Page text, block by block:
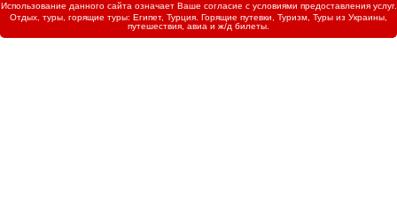
Использование данного сайта означает Ваше согласие с условиями предоставления услуг.
Отдых, туры, горящие туры: Египет, Турция. Горящие путевки, Туризм, Туры из Украины,
путешествия, авиа и ж/д билеты.